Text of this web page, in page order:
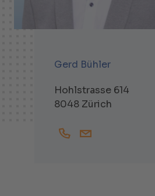
Gerd Bühler
Hohlstrasse 614
8048 Zürich
+41444381702